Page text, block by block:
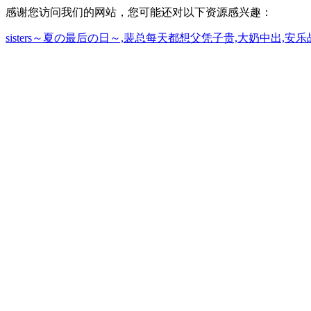
感谢您访问我们的网站，您可能还对以下资源感兴趣：
sisters～夏の最后の日～,裴总每天都想父凭子贵,大奶中出,安乐